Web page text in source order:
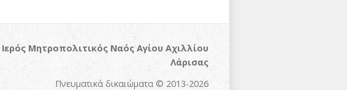
Ιερός Μητροπολιτικός Ναός Αγίου Αχιλλίου
Λάρισας
Πνευματικά δικαιώματα © 2013-2026